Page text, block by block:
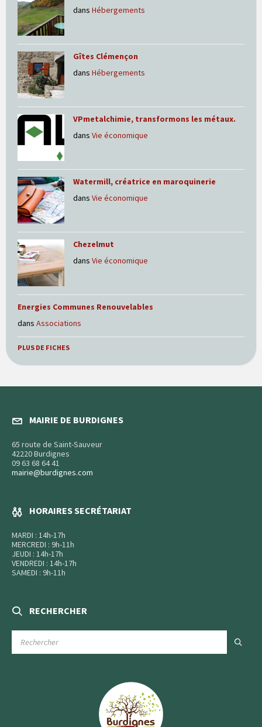
dans Hébergements
Gîtes Clémençon
dans Hébergements
VPmetalchimie, transformons les métaux.
dans Vie économique
Watermill, créatrice en maroquinerie
dans Vie économique
Chezelmut
dans Vie économique
Energies Communes Renouvelables
dans Associations
PLUS DE FICHES
MAIRIE DE BURDIGNES
65 route de Saint-Sauveur
42220 Burdignes
09 63 68 64 41
mairie@burdignes.com
HORAIRES SECRÉTARIAT
MARDI : 14h-17h
MERCREDI : 9h-11h
JEUDI : 14h-17h
VENDREDI : 14h-17h
SAMEDI : 9h-11h
RECHERCHER